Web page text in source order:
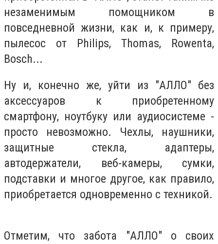
незаменимым помощником в
повседневной жизни, как и, к примеру,
пылесос от Philips, Thomas, Rowenta,
Bosch...
Ну и, конечно же, уйти из "АЛЛО" без
аксессуаров к приобретенному
смартфону, ноутбуку или аудиосистеме -
просто невозможно. Чехлы, наушники,
защитные стекла, адаптеры,
автодержатели, веб-камеры, сумки,
подставки и многое другое, как правило,
приобретается одновременно с техникой.
Отметим, что забота "АЛЛО" о своих